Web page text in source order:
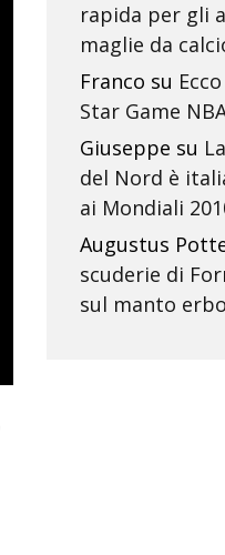
rapida per gli
maglie da
Franco su
Star Game
Giuseppe su
del Nord è
ai Mondiali
Augustus
scuderie di
sul manto